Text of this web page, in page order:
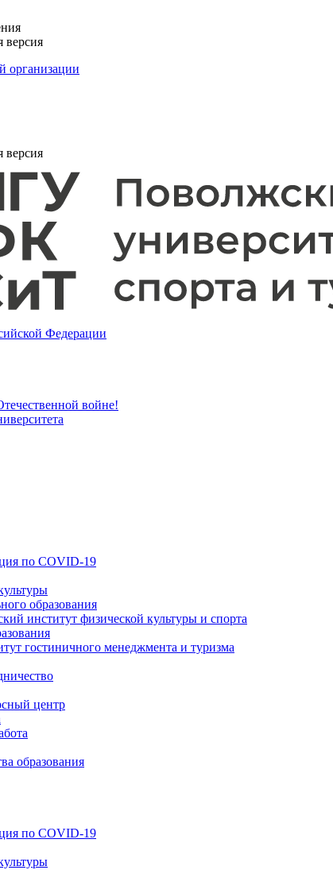
версия
организации
версия
по COVID-19
образования
институт физической культуры и спорта
гостиничного менеджмента и туризма
центр
образования
по COVID-19